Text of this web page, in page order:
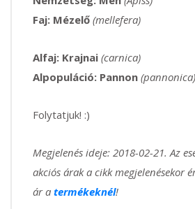
Faj: Mézelő (mellefera)
Alfaj: Krajnai (carnica)
Alpopuláció: Pannon (pannonica)
Folytatjuk! :)
Megjelenés ideje: 2018-02-21. Az
akciós árak a cikk megjelenésekor
ár a termékeknél!